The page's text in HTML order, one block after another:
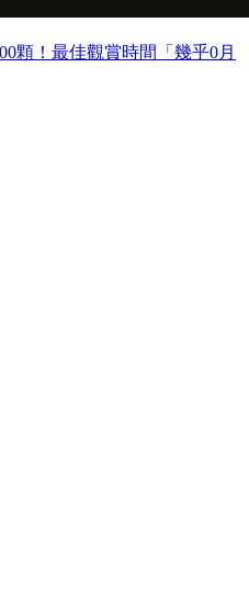
顆！最佳觀賞時間「幾乎0月